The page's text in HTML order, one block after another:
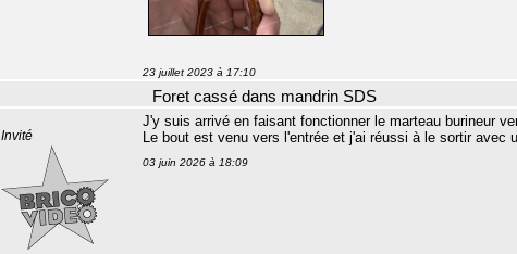
23 juillet 2023 à 17:10
Foret cassé dans mandrin SDS
Invité
J'y suis arrivé en faisant fonctionner le marteau burineur
Le bout est venu vers l'entrée et j'ai réussi à le sortir avec
03 juin 2026 à 18:09